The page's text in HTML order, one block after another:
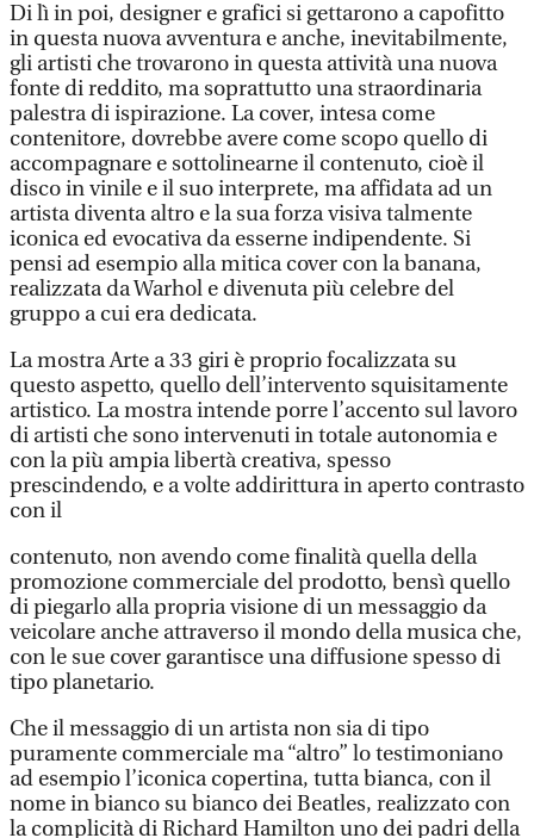
Di lì in poi, designer e grafici si gettarono a capofitto
in questa nuova avventura e anche, inevitabilmente,
gli artisti che trovarono in questa attività una nuova
fonte di reddito, ma soprattutto una straordinaria
palestra di ispirazione. La cover, intesa come
contenitore, dovrebbe avere come scopo quello di
accompagnare e sottolinearne il contenuto, cioè il
disco in vinile e il suo interprete, ma affidata ad un
artista diventa altro e la sua forza visiva talmente
iconica ed evocativa da esserne indipendente. Si
pensi ad esempio alla mitica cover con la banana,
realizzata da Warhol e divenuta più celebre del
gruppo a cui era dedicata.
La mostra Arte a 33 giri è proprio focalizzata su
questo aspetto, quello dell’intervento squisitamente
artistico. La mostra intende porre l’accento sul lavoro
di artisti che sono intervenuti in totale autonomia e
con la più ampia libertà creativa, spesso
prescindendo, e a volte addirittura in aperto contrasto
con il
contenuto, non avendo come finalità quella della
promozione commerciale del prodotto, bensì quello
di piegarlo alla propria visione di un messaggio da
veicolare anche attraverso il mondo della musica che,
con le sue cover garantisce una diffusione spesso di
tipo planetario.
Che il messaggio di un artista non sia di tipo
puramente commerciale ma “altro” lo testimoniano
ad esempio l’iconica copertina, tutta bianca, con il
nome in bianco su bianco dei Beatles, realizzato con
la complicità di Richard Hamilton uno dei padri della